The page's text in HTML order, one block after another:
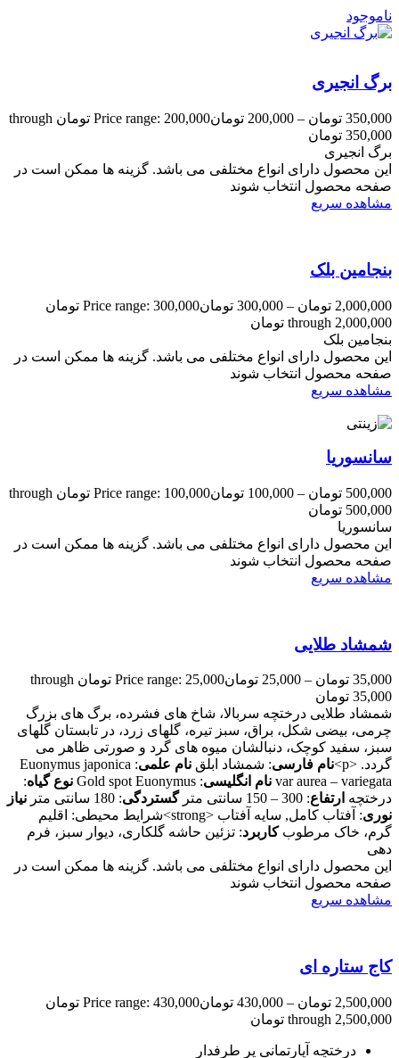
ناموجود
برگ انجیری
350,000 تومان –
200,000 تومان
Price range: 200,000 تومان through
350,000 تومان
برگ انجیری
این محصول دارای انواع مختلفی می باشد. گزینه ها ممکن است در
صفحه محصول انتخاب شوند
مشاهده سریع
بنجامین بلک
2,000,000 تومان –
300,000 تومان
Price range: 300,000 تومان
through 2,000,000 تومان
بنجامین بلک
این محصول دارای انواع مختلفی می باشد. گزینه ها ممکن است در
صفحه محصول انتخاب شوند
مشاهده سریع
سانسوریا
500,000 تومان –
100,000 تومان
Price range: 100,000 تومان through
500,000 تومان
سانسوریا
این محصول دارای انواع مختلفی می باشد. گزینه ها ممکن است در
صفحه محصول انتخاب شوند
مشاهده سریع
شمشاد طلایی
35,000 تومان –
25,000 تومان
Price range: 25,000 تومان through
35,000 تومان
شمشاد طلایی درختچه سربالا، شاخ های فشرده، برگ های بزرگ
چرمی، بیضی شکل، براق، سبز تیره، گلهای زرد، در تابستان گلهای
سبز، سفید کوچک، دنبالشان میوه های گرد و صورتی ظاهر می
گردد. <p>
نام فارسی: شمشاد ابلق نام علمی : Euonymus japonica
var aurea – variegata نام انگلیسی: Gold spot Euonymus نوع گیاه:
درختچه ارتفاع: 300 – 150 سانتی متر گستردگی: 180 سانتی متر
نیاز
نوری
: آفتاب کامل, سايه آفتاب <strong>شرایط محیطی: اقلیم
گرم، خاک مرطوبکاربرد: تزئین حاشه گلکاری، دیوار سبز، فرم
دهی
این محصول دارای انواع مختلفی می باشد. گزینه ها ممکن است در
صفحه محصول انتخاب شوند
مشاهده سریع
کاج ستاره ای
2,500,000 تومان –
430,000 تومان
Price range: 430,000 تومان
through 2,500,000 تومان
درختچه آپارتمانی پر طرفدار